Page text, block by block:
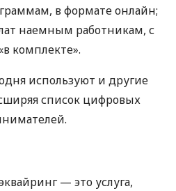
в формате онлайн;
наемным работникам, с
комплекте».
используют и другие
список цифровых
— это услуга,